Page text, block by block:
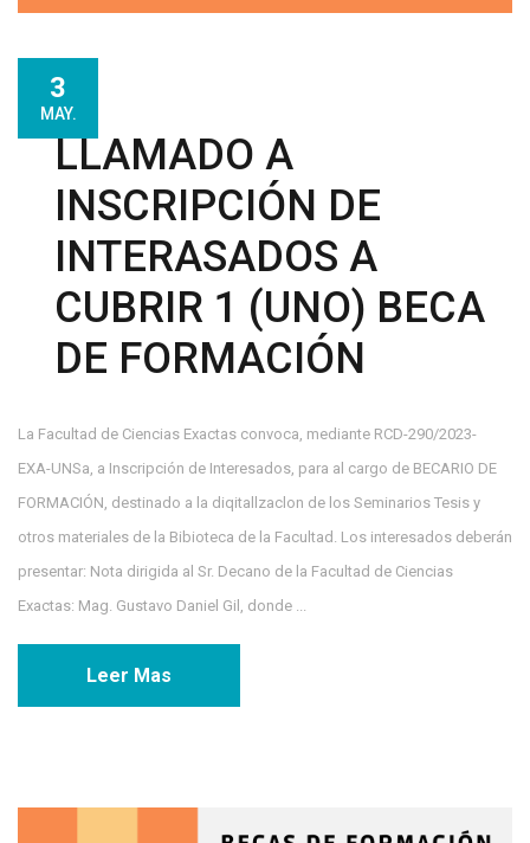
3
MAY.
LLAMADO A
INSCRIPCIÓN DE
INTERASADOS A
CUBRIR 1 (UNO) BECA
DE FORMACIÓN
La Facultad de Ciencias Exactas convoca, mediante RCD-290/2023-
EXA-UNSa, a Inscripción de Interesados, para al cargo de BECARIO DE
FORMACIÓN, destinado a la diqitallzaclon de los Seminarios Tesis y
otros materiales de la Bibioteca de la Facultad. Los interesados deberán
presentar: Nota dirigida al Sr. Decano de la Facultad de Ciencias
Exactas: Mag. Gustavo Daniel Gil, donde ...
Leer Mas